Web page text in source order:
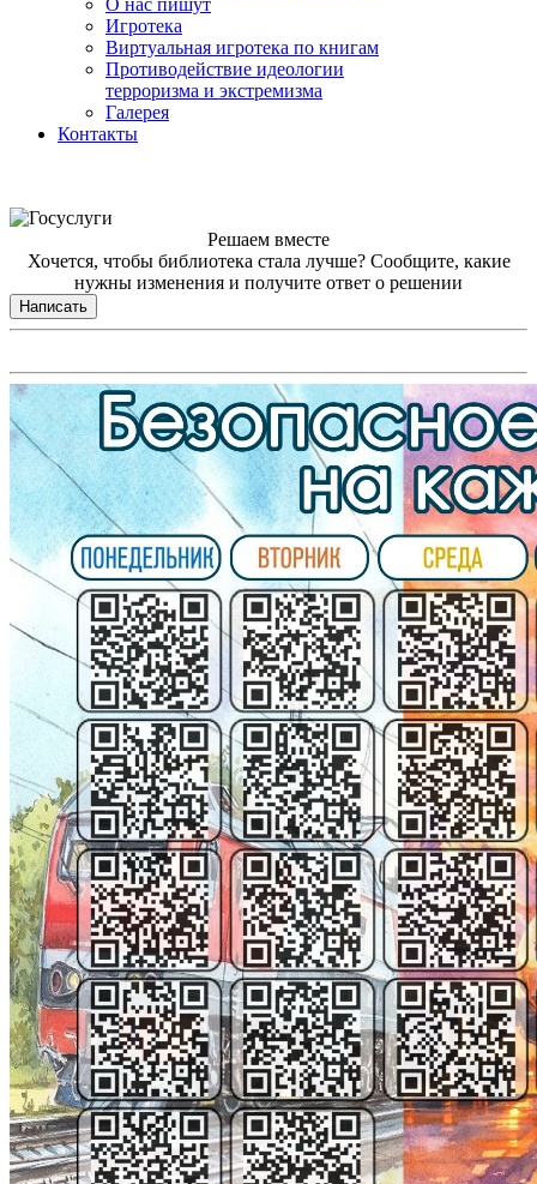
О нас пишут
Игротека
Виртуальная игротека по книгам
Противодействие идеологии
терроризма и экстремизма
Галерея
Контакты
Решаем вместе
Хочется, чтобы библиотека стала лучше? Сообщите, какие
нужны изменения и получите ответ о решении
Написать